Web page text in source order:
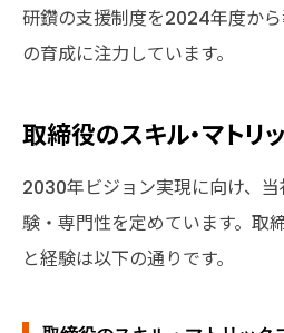
研鑽の支援制度を2024年度か
の育成に注力しています。
取締役のスキル・マトリ
2030年ビジョン実現に向け、
験・専門性を定めています。取
と経験は以下の通りです。